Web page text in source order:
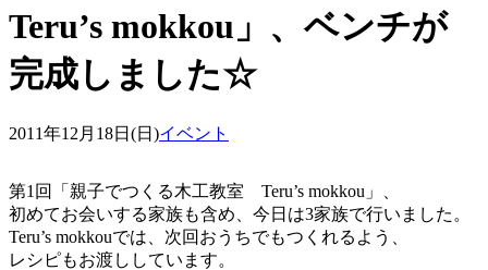
Teru’s mokkou」、ベンチが
完成しました☆
2011年12月18日(日)イベント
第1回「親子でつくる木工教室 Teru’s mokkou」、
初めてお会いする家族も含め、今日は3家族で行いました。
Teru’s mokkouでは、次回おうちでもつくれるよう、
レシピもお渡ししています。